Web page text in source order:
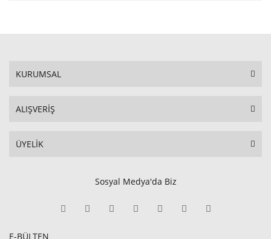
KURUMSAL
ALIŞVERİŞ
ÜYELİK
Sosyal Medya'da Biz
E-BÜLTEN